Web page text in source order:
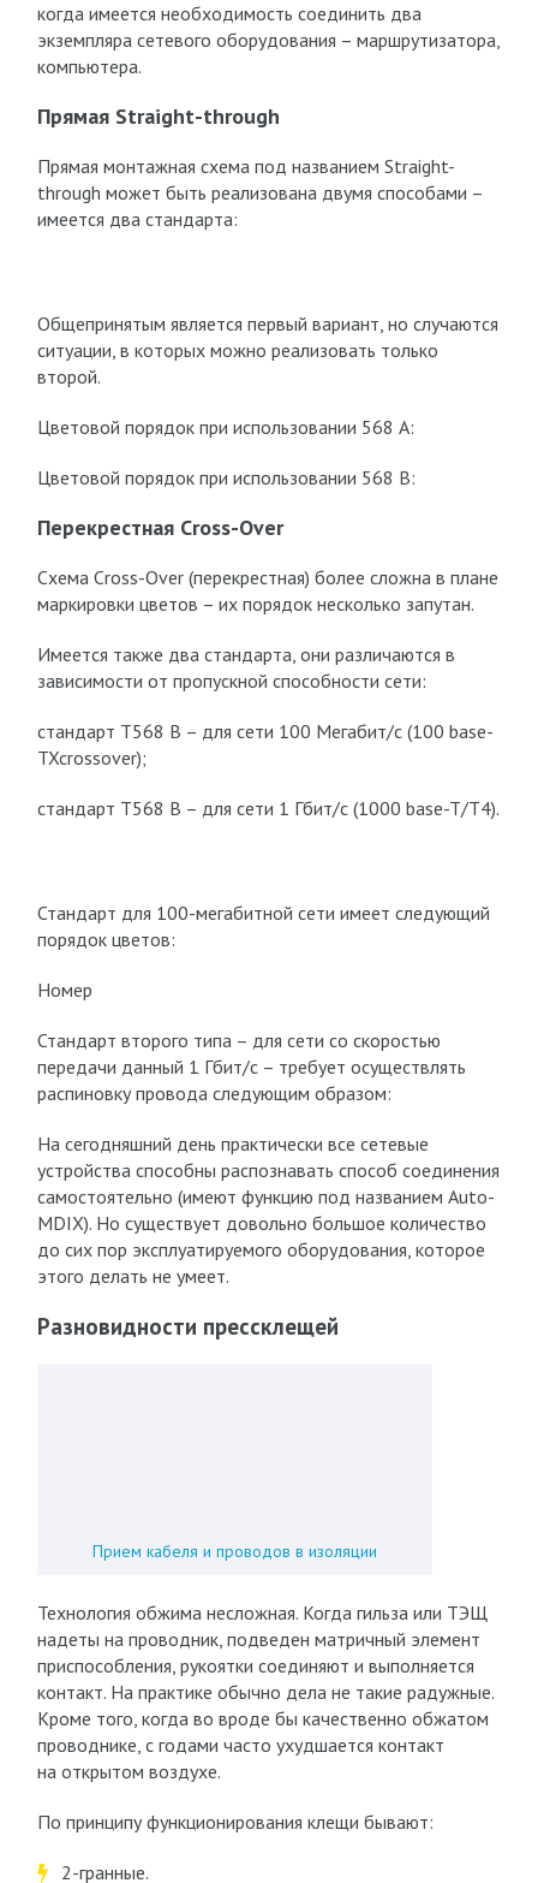
когда имеется необходимость соединить два
экземпляра сетевого оборудования – маршрутизатора,
компьютера.
Прямая Straight-through
Прямая монтажная схема под названием Straight-
through может быть реализована двумя способами –
имеется два стандарта:
Общепринятым является первый вариант, но случаются
ситуации, в которых можно реализовать только
второй.
Цветовой порядок при использовании 568 A:
Цветовой порядок при использовании 568 B:
Перекрестная Cross-Over
Схема Cross-Over (перекрестная) более сложна в плане
маркировки цветов – их порядок несколько запутан.
Имеется также два стандарта, они различаются в
зависимости от пропускной способности сети:
стандарт T568 B – для сети 100 Мегабит/с (100 base-
TXcrossover);
стандарт T568 B – для сети 1 Гбит/с (1000 base-T/T4).
Стандарт для 100-мегабитной сети имеет следующий
порядок цветов:
Номер
Стандарт второго типа – для сети со скоростью
передачи данный 1 Гбит/с – требует осуществлять
распиновку провода следующим образом:
На сегодняшний день практически все сетевые
устройства способны распознавать способ соединения
самостоятельно (имеют функцию под названием Auto-
MDIX). Но существует довольно большое количество
до сих пор эксплуатируемого оборудования, которое
этого делать не умеет.
Разновидности прессклещей
Прием кабеля и проводов в изоляции
Технология обжима несложная. Когда гильза или ТЭЩ
надеты на проводник, подведен матричный элемент
приспособления, рукоятки соединяют и выполняется
контакт. На практике обычно дела не такие радужные.
Кроме того, когда во вроде бы качественно обжатом
проводнике, с годами часто ухудшается контакт
на открытом воздухе.
По принципу функционирования клещи бывают:
2-гранные.